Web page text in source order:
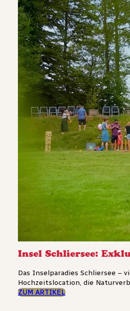
Insel Schliersee:
Das Inselparadies Schliersee –
Hochzeitslocation, die
ZUM ARTIKEL